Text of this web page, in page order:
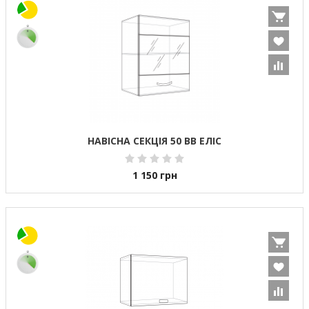
НАВІСНА СЕКЦІЯ 50 ВВ ЕЛІС
1 150 грн